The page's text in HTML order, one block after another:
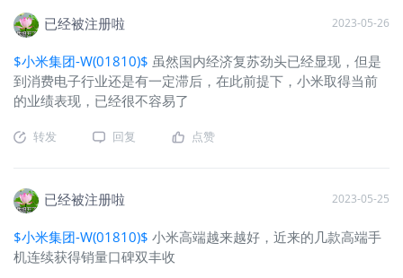
已经被注册啦 2023-05-26
$小米集团-W(01810)$ 虽然国内经济复苏劲头已经显现，但是
到消费电子行业还是有一定滞后，在此前提下，小米取得当前
的业绩表现，已经很不容易了
转发 回复 点赞
已经被注册啦 2023-05-25
$小米集团-W(01810)$ 小米高端越来越好，近来的几款高端手
机连续获得销量口碑双丰收